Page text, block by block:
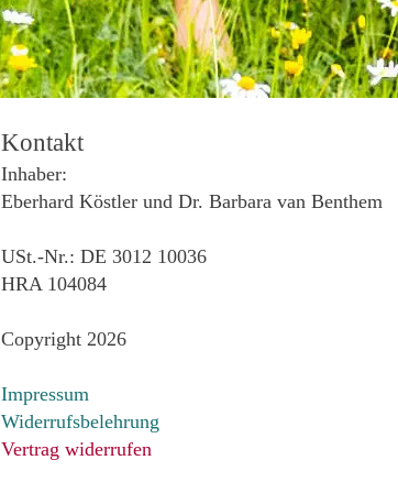
Kontakt
Inhaber:
Eberhard Köstler und Dr. Barbara van Benthem
USt.-Nr.: DE 3012 10036
HRA 104084
Copyright 2026
Impressum
Widerrufsbelehrung
Vertrag widerrufen